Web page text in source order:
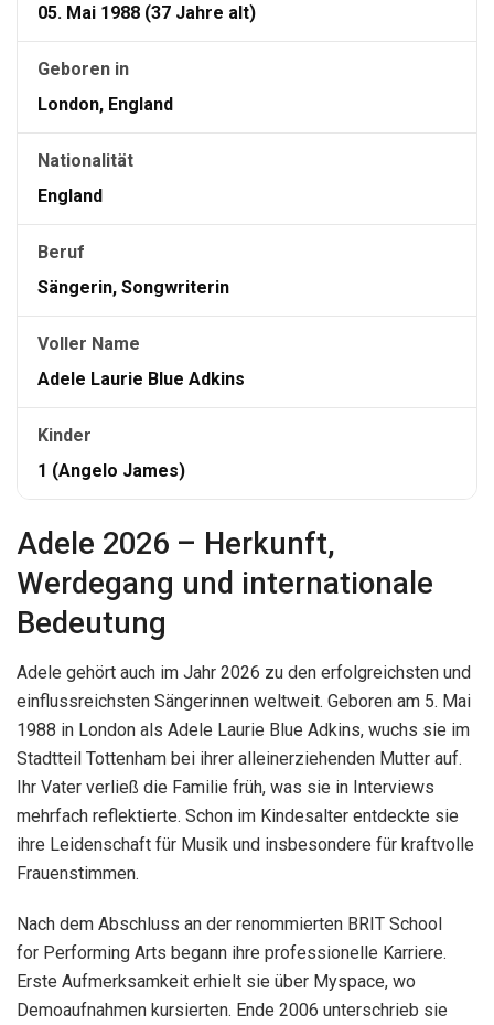
05. Mai 1988 (37 Jahre alt)
Geboren in
London, England
Nationalität
England
Beruf
Sängerin, Songwriterin
Voller Name
Adele Laurie Blue Adkins
Kinder
1 (Angelo James)
Adele 2026 – Herkunft,
Werdegang und internationale
Bedeutung
Adele gehört auch im Jahr 2026 zu den erfolgreichsten und
einflussreichsten Sängerinnen weltweit. Geboren am 5. Mai
1988 in London als Adele Laurie Blue Adkins, wuchs sie im
Stadtteil Tottenham bei ihrer alleinerziehenden Mutter auf.
Ihr Vater verließ die Familie früh, was sie in Interviews
mehrfach reflektierte. Schon im Kindesalter entdeckte sie
ihre Leidenschaft für Musik und insbesondere für kraftvolle
Frauenstimmen.
Nach dem Abschluss an der renommierten BRIT School
for Performing Arts begann ihre professionelle Karriere.
Erste Aufmerksamkeit erhielt sie über Myspace, wo
Demoaufnahmen kursierten. Ende 2006 unterschrieb sie